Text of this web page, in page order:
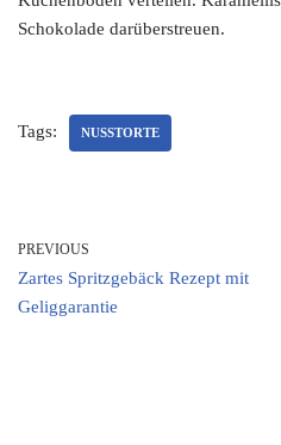
Schokolade darüberstreuen.
Tags: NUSSTORTE
PREVIOUS
Zartes Spritzgebäck Rezept mit
Geliggarantie